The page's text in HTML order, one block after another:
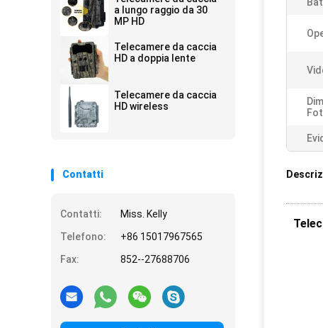
a lungo raggio da 30
MP HD
Telecamere da caccia
HD a doppia lente
Telecamere da caccia
HD wireless
Contatti
Contatti:
Miss. Kelly
Telefono:
+86 15017967565
Fax:
852--27688706